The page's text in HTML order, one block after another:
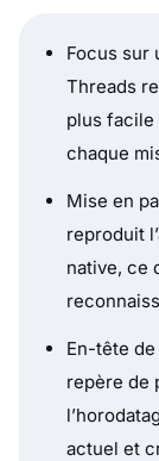
précédent
navigation
Format
produits,
Repères
familières
aident le